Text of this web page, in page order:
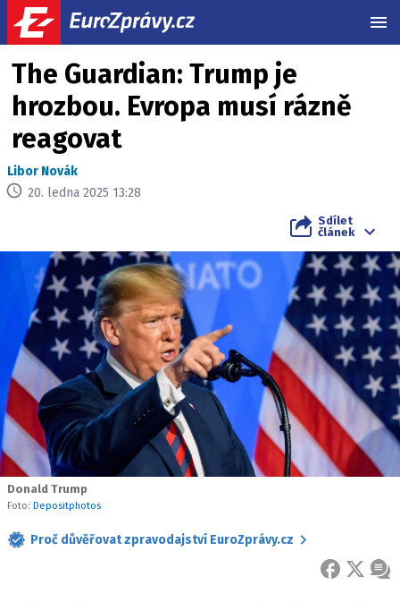
The Guardian: Trump je
hrozbou. Evropa musí rázně
reagovat
Libor Novák
20. ledna 2025 13:28
Sdílet
článek
Donald Trump
Foto: Depositphotos
Proč důvěřovat zpravodajství EuroZprávy.cz
FACEBOOK
X